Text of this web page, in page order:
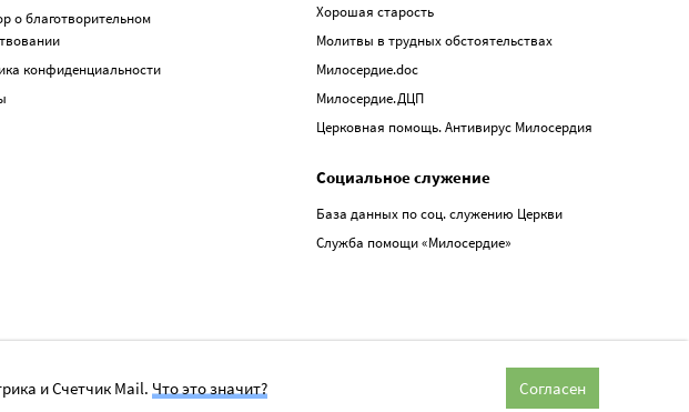
о благотворительном
конфиденциальности
Хорошая старость
Молитвы в трудных обстоятельствах
Милосердие.doc
Милосердие.ДЦП
Церковная помощь. Антивирус Милосердия
Социальное служение
База данных по соц. служению Церкви
Служба помощи «Милосердие»
и Счетчик Mail.Что это значит? Согласен